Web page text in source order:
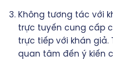
Không tương tác với
trực tuyến cung cấp
trực tiếp với khán giả.
quan tâm đến ý kiến